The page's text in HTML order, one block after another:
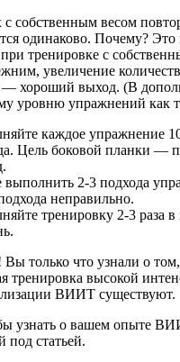
с собственным весом
одинаково. Почему? Это
тренировке с
увеличение
— хороший выход. (В
уровню упражнений как
каждое упражнение
Цель боковой планки —
2-3 подхода
неправильно.
тренировку 2-3 раза
только что узнали о том,
тренировка высокой
ВИИТ существуют.
узнать о вашем опыте
под статьей.